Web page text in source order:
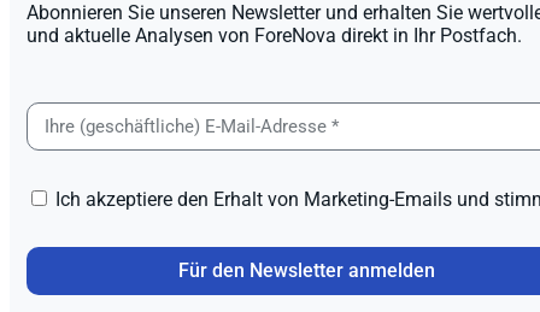
Abonnieren Sie unseren Newsletter und erhalten Sie
und aktuelle Analysen von ForeNova direkt in Ihr Postfach.
Ich akzeptiere den Erhalt von Marketing-Emails und
Für den Newsletter anmelden